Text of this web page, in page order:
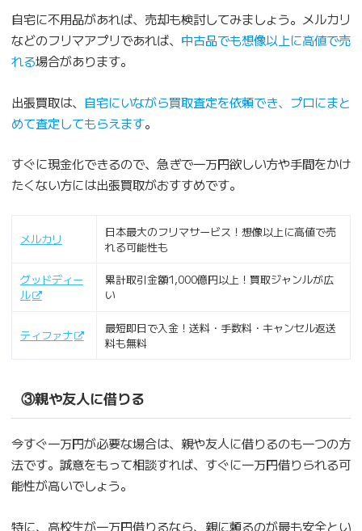
自宅に不用品があれば、売却も検討してみましょう。メルカリ
などのフリマアプリであれば、 中古品でも想像以上に高値で売
れる場合があります。
出張買取は、 自宅にいながら買取査定を依頼でき、プロにまと
めて査定してもらえます。
すぐに現金化できるので、急ぎで一万円欲しい方や手間をかけ
たくない方には出張買取がおすすめです。
メルカリ
日本最大のフリマサービス！想像以上に高値で売
れる可能性も
グッドディー
ル
累計取引金額1,000億円以上！買取ジャンルが広
い
ティファナ
最短即日で入金！送料・手数料・キャンセル返送
料も無料
③親や友人に借りる
今すぐ一万円が必要な場合は、親や友人に借りるのも一つの方
法です。誠意をもって相談すれば、すぐに一万円借りられる可
能性が高いでしょう。
特に、高校生が一万円借りるなら、親に頼るのが最も安全とい